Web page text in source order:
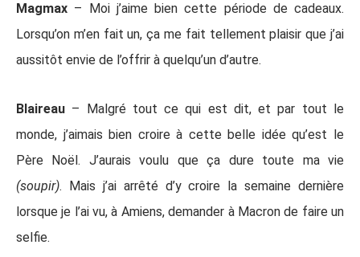
Magmax – Moi j’aime bien cette période de cadeaux.
Lorsqu’on m’en fait un, ça me fait tellement plaisir que j’ai
aussitôt envie de l’offrir à quelqu’un d’autre.
Blaireau – Malgré tout ce qui est dit, et par tout le
monde, j’aimais bien croire à cette belle idée qu’est le
Père Noël. J’aurais voulu que ça dure toute ma vie
(soupir). Mais j’ai arrêté d’y croire la semaine dernière
lorsque je l’ai vu, à Amiens, demander à Macron de faire un
selfie.